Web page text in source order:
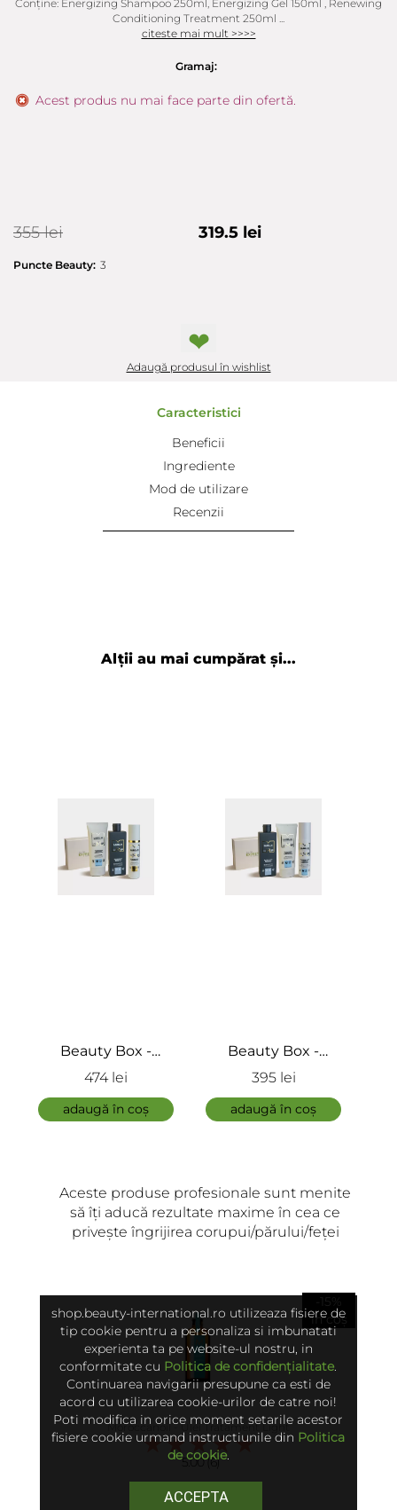
Conține: Energizing Shampoo 250ml, Energizing Gel 150ml , Renewing
Conditioning Treatment 250ml ...
citeste mai mult >>>>
Gramaj:
Acest produs nu mai face parte din ofertă.
355 lei 319.5 lei
Puncte Beauty: 3
❤
Adaugă produsul în wishlist
Caracteristici
Beneficii
Ingrediente
Mod de utilizare
Recenzii
ADAUGĂ
Alții au mai cumpărat și...
Beauty Box -
Reconstruirea firului
474 lei
adaugă în coș
Beauty Box -
Reconstruirea firului
395 lei
adaugă în coș
Aceste produse profesionale sunt menite
să îți aducă rezultate maxime în cea ce
privește îngrijirea corupui/părului/feței
-15%
în coș
Moroccanoil - Ulei Tratament Light
5.00 (6)
250 lei
shop.beauty-international.ro utilizeaza fisiere de
tip cookie pentru a personaliza si imbunatati
experienta ta pe website-ul nostru, in
conformitate cu Politica de confidențialitate.
Continuarea navigarii presupune ca esti de
acord cu utilizarea cookie-urilor de catre noi!
Poti modifica in orice moment setarile acestor
fisiere cookie urmand instructiunile din Politica
de cookie.
ACCEPTA